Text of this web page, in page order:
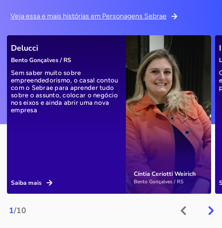
Veja essa e mais histórias em Personagens Sebrae
1/10
Cíntia Ceriotti Weirich
Bento Gonçalves / RS
Delucci
Bento Gonçalves / RS
Sem saber muito sobre
empreendedorismo, o casal contou
com o Sebrae para aprender tudo
sobre o assunto, colocar o negócio
nos eixos e ainda abrir uma nova
empresa
Saiba mais